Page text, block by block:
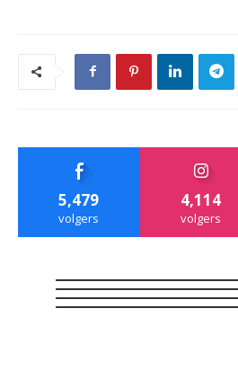
5,479
volgers
4,114
volgers